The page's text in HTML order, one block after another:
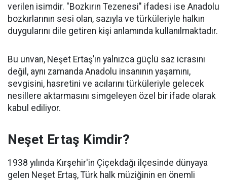
verilen isimdir. "Bozkırın Tezenesi" ifadesi ise Anadolu
bozkırlarının sesi olan, sazıyla ve türküleriyle halkın
duygularını dile getiren kişi anlamında kullanılmaktadır.
Bu unvan, Neşet Ertaş’ın yalnızca güçlü saz icrasını
değil, aynı zamanda Anadolu insanının yaşamını,
sevgisini, hasretini ve acılarını türküleriyle gelecek
nesillere aktarmasını simgeleyen özel bir ifade olarak
kabul ediliyor.
Neşet Ertaş Kimdir?
1938 yılında Kırşehir'in Çiçekdağı ilçesinde dünyaya
gelen Neşet Ertaş, Türk halk müziğinin en önemli